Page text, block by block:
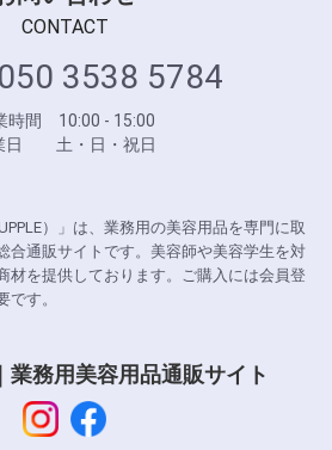
CONTACT
3538 5784
時間 10:00 - 15:00
日 土・日・祝日
）」は、業務用の美容用品を専門に取
合通販サイトです。美容師や美容学生を対
材を提供しております。ご購入には会員登
す。
業務用美容用品通販サイト